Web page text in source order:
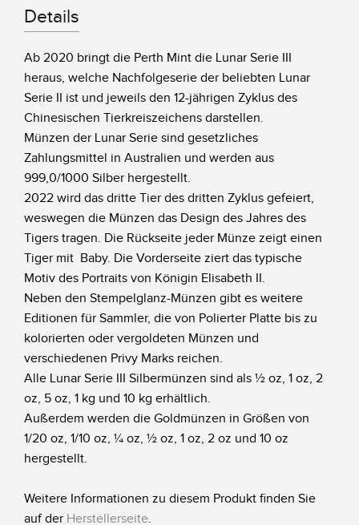
Details
Ab 2020 bringt die Perth Mint die Lunar Serie III
heraus, welche Nachfolgeserie der beliebten Lunar
Serie II ist und jeweils den 12-jährigen Zyklus des
Chinesischen Tierkreiszeichens darstellen.
Münzen der Lunar Serie sind gesetzliches
Zahlungsmittel in Australien und werden aus
999,0/1000 Silber hergestellt.
2022 wird das dritte Tier des dritten Zyklus gefeiert,
weswegen die Münzen das Design des Jahres des
Tigers tragen. Die Rückseite jeder Münze zeigt einen
Tiger mit Baby. Die Vorderseite ziert das typische
Motiv des Portraits von Königin Elisabeth II.
Neben den Stempelglanz-Münzen gibt es weitere
Editionen für Sammler, die von Polierter Platte bis zu
kolorierten oder vergoldeten Münzen und
verschiedenen Privy Marks reichen.
Alle Lunar Serie III Silbermünzen sind als ½ oz, 1 oz, 2
oz, 5 oz, 1 kg und 10 kg erhältlich.
Außerdem werden die Goldmünzen in Größen von
1/20 oz, 1/10 oz, ¼ oz, ½ oz, 1 oz, 2 oz und 10 oz
hergestellt.
Weitere Informationen zu diesem Produkt finden Sie
auf der Herstellerseite.